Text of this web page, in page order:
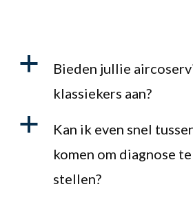
a
Bieden jullie
klassiekers aan?
a
Kan ik even snel
komen om diagnose
stellen?